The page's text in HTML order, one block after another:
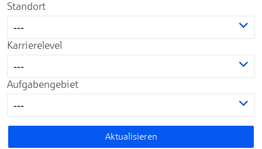
Standort
---
Karrierelevel
---
Aufgabengebiet
---
Aktualisieren